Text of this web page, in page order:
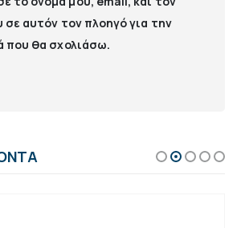
αυτόν τον πλοηγό για την
που θα σχολιάσω.